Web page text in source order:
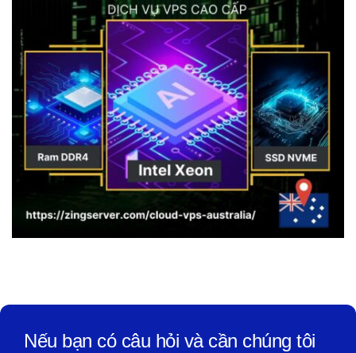
Nếu bạn có câu hỏi và cần chúng tôi